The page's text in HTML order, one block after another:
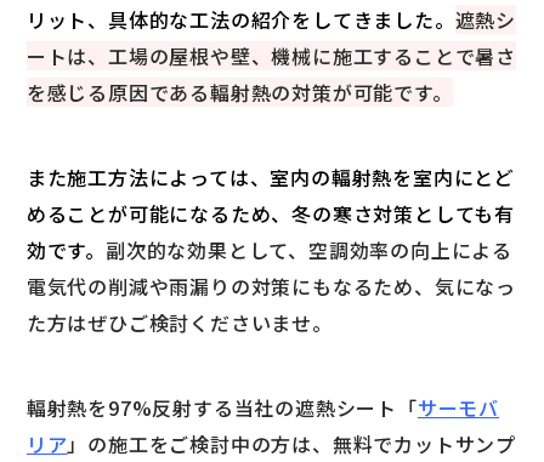
リット、具体的な工法の紹介をしてきました。 遮熱シ
ートは、工場の屋根や壁、機械に施工することで暑さ
を感じる原因である輻射熱の対策が可能です。
また施工方法によっては、室内の輻射熱を室内にとど
めることが可能になるため、冬の寒さ対策としても有
効です。 副次的な効果として、空調効率の向上による
電気代の削減や雨漏りの対策にもなるため、気になっ
た方はぜひご検討くださいませ。
輻射熱を97%反射する当社の遮熱シート「サーモバ
リア」の施工をご検討中の方は、無料でカットサンプ